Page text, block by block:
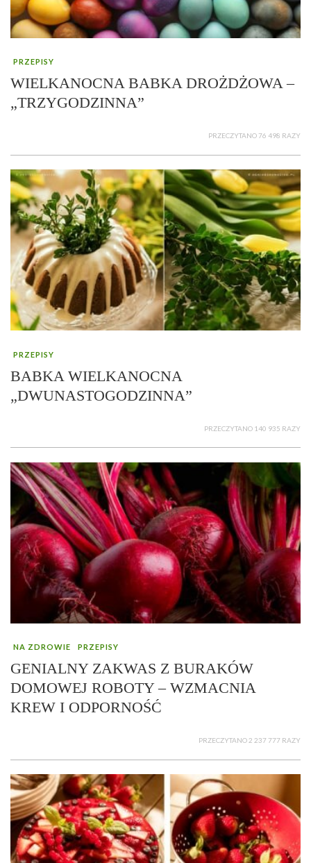
PRZEPISY
WIELKANOCNA BABKA DROŻDŻOWA –
„TRZYGODZINNA”
PRZECZYTANO 76 498 RAZY
PRZEPISY
BABKA WIELKANOCNA
„DWUNASTOGODZINNA”
PRZECZYTANO 140 935 RAZY
NA ZDROWIE PRZEPISY
GENIALNY ZAKWAS Z BURAKÓW
DOMOWEJ ROBOTY – WZMACNIA
KREW I ODPORNOŚĆ
PRZECZYTANO 2 237 777 RAZY